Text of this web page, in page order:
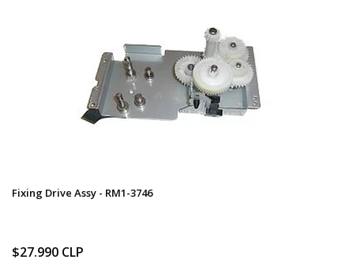
Fixing Drive Assy - RM1-3746
$27.990 CLP